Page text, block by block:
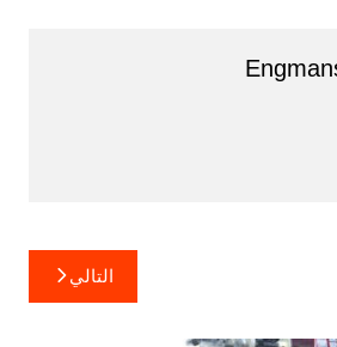
التالي